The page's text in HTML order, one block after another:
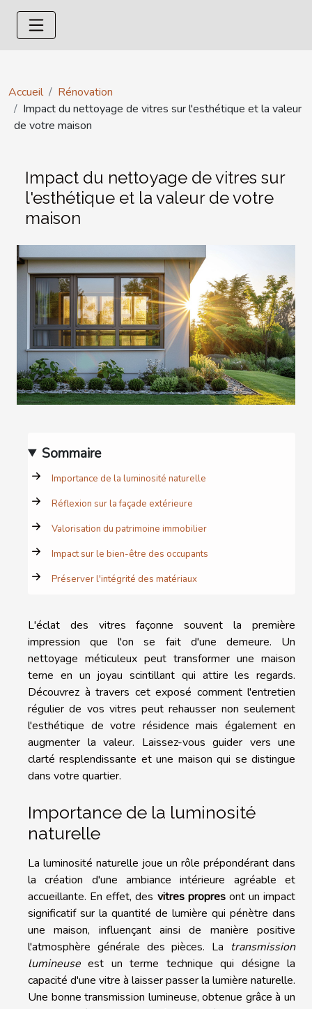
Accueil
Rénovation
Impact du nettoyage de vitres sur l'esthétique et la valeur
de votre maison
Impact du nettoyage de vitres sur
l'esthétique et la valeur de votre
maison
Sommaire
Importance de la luminosité naturelle
Réflexion sur la façade extérieure
Valorisation du patrimoine immobilier
Impact sur le bien-être des occupants
Préserver l'intégrité des matériaux
L'éclat des vitres façonne souvent la première
impression que l'on se fait d'une demeure. Un
nettoyage méticuleux peut transformer une maison
terne en un joyau scintillant qui attire les regards.
Découvrez à travers cet exposé comment l'entretien
régulier de vos vitres peut rehausser non seulement
l'esthétique de votre résidence mais également en
augmenter la valeur. Laissez-vous guider vers une
clarté resplendissante et une maison qui se distingue
dans votre quartier.
Importance de la luminosité
naturelle
La luminosité naturelle joue un rôle prépondérant dans
la création d'une ambiance intérieure agréable et
accueillante. En effet, des vitres propresont un impact
significatif sur la quantité de lumière qui pénètre dans
une maison, influençant ainsi de manière positive
l'atmosphère générale des pièces. La transmission
lumineuse est un terme technique qui désigne la
capacité d'une vitre à laisser passer la lumière naturelle.
Une bonne transmission lumineuse, obtenue grâce à un